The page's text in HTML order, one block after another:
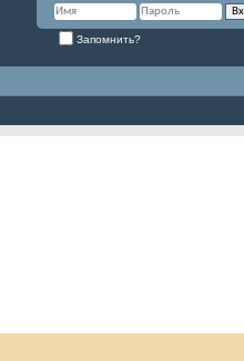
Запомнить?